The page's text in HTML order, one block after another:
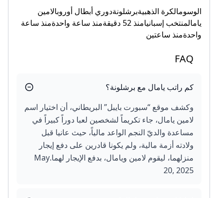
الوسومالكرة الذهبيةبرشلونةدوري أبطال أوروبالامين
يامالمنتخب إسبانيامنذ 52 دقيقةمنذ ساعة واحدةمنذ ساعة
واحدةمنذ ساعتين
FAQ
كم راتب يامال مع برشلونة؟
وكشف موقع “سبورت بايبل” البريطاني، أن اختيار اسم
لامين يامال، جاء تكريماً لشخصين لعبا دوراً كبيراً في
مساعدة والديّ النجم الواعد مالياً، حيث عانيا قبل
ولادته أزمة مالية، ولم يكونا قادرين على دفع إيجار
منزلهما، ليقوم لامين ويامال، بدفع الإيجار لهما.May
20, 2025